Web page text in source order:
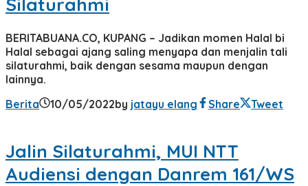
Silaturahmi
BERITABUANA.CO, KUPANG – Jadikan momen Halal bi
Halal sebagai ajang saling menyapa dan menjalin tali
silaturahmi, baik dengan sesama maupun dengan
lainnya.
Berita
10/05/2022by jatayu elang Share Tweet
Jalin Silaturahmi, MUI NTT
Audiensi dengan Danrem 161/WS